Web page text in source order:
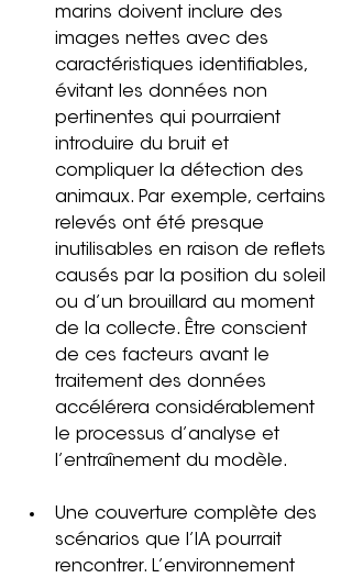
marins doivent inclure des
images nettes avec des
caractéristiques identifiables,
évitant les données non
pertinentes qui pourraient
introduire du bruit et
compliquer la détection des
animaux. Par exemple, certains
relevés ont été presque
inutilisables en raison de reflets
causés par la position du soleil
ou d’un brouillard au moment
de la collecte. Être conscient
de ces facteurs avant le
traitement des données
accélérera considérablement
le processus d’analyse et
l’entraînement du modèle.
Une couverture complète des
scénarios que l’IA pourrait
rencontrer. L’environnement